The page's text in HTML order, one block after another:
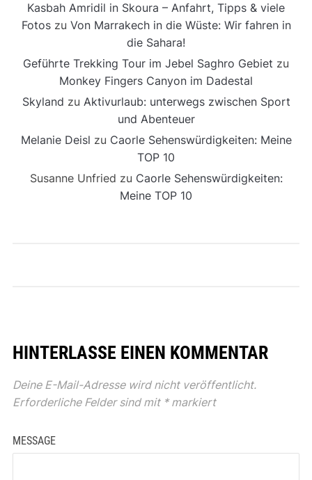
Kasbah Amridil in Skoura – Anfahrt, Tipps & viele
Fotoszu Von Marrakech in die Wüste: Wir fahren in
die Sahara!
Geführte Trekking Tour im Jebel Saghro Gebiet zu
Monkey Fingers Canyon im Dadestal
Skyland zu Aktivurlaub: unterwegs zwischen Sport
und Abenteuer
Melanie Deisl zu Caorle Sehenswürdigkeiten: Meine
TOP 10
Susanne Unfried zu Caorle Sehenswürdigkeiten:
Meine TOP 10
HINTERLASSE EINEN KOMMENTAR
Deine E-Mail-Adresse wird nicht veröffentlicht.
Erforderliche Felder sind mit *markiert
MESSAGE